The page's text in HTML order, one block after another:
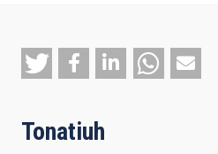
ayuda
a
navegación
Tonatiuh